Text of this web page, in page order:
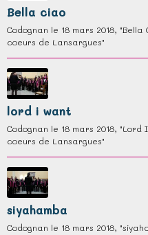
Bella ciao
Codognan le 18 mars 2018,
coeurs de Lansargues"
lord i want
Codognan le 18 mars 2018,
coeurs de Lansargues"
siyahamba
Codognan le 18 mars 2018,